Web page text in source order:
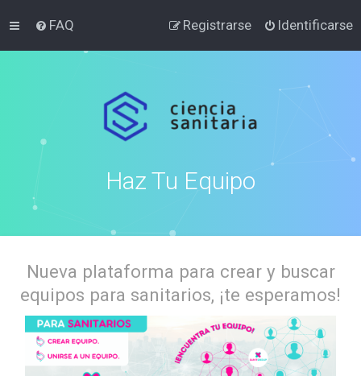
FAQ Identificarse
Registrarse
Haz Tu Equipo
Nueva plataforma para crear y buscar
equipos para sanitarios, ¡te esperamos!